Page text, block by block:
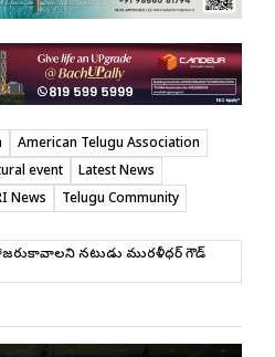
American Telugu Association
event
Latest News
News
Telugu Community
నటుడు మురళీధర్ గౌడ్